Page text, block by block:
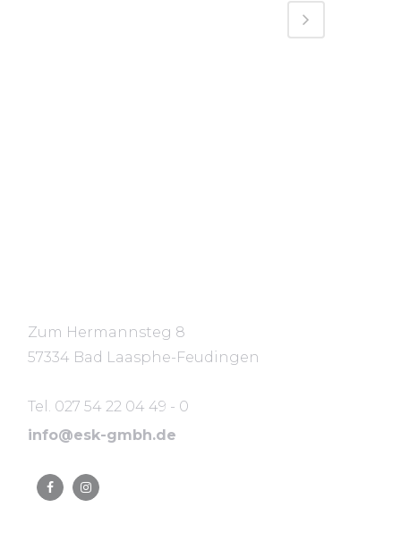
Zum Hermannsteg 8
57334 Bad Laasphe-Feudingen
Tel. 027 54 22 04 49 - 0
info@esk-gmbh.de